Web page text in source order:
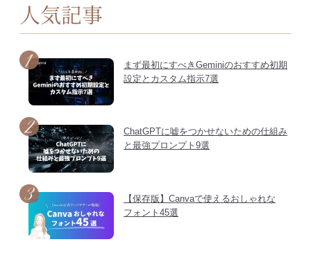
人気記事
まず最初にすべきGeminiのおすすめ初期
設定とカスタム指示7選
ChatGPTに嘘をつかせないための仕組み
と最強プロンプト9選
【保存版】Canvaで使えるおしゃれな
フォント45選